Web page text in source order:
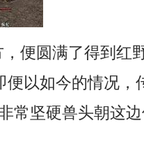
便圆满了得到红
便以如今的情况，
坚硬兽头朝这边